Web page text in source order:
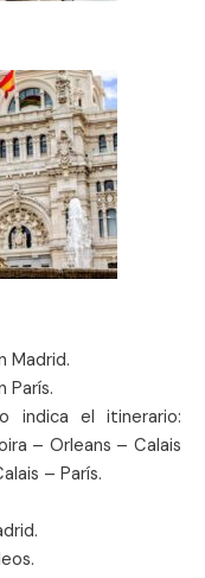
Madrid.
París.
indica el itinerario:
– Orleans – Calais
– París.